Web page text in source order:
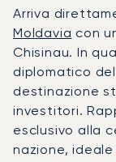
Arriva
Moldavia con
Chisinau. In
diplomatico
destinazione
investitori.
esclusivo alla
nazione,